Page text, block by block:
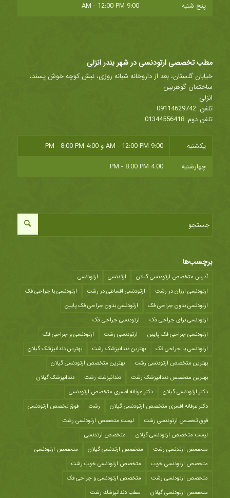
پنج شنبه
9:00 AM - 12:00 PM
مطب تخصصی ارتودنسی در شهر بندر انزلی
خیابان گلستان، بعد از داروخانه شبانه روزی، نبش کوچه خوش پسند،
ساختمان گوهربین
انزلی
تلفن: 09114629742
تلفن دوم: 01344556418
یکشنبه 9:00 AM - 12:00 PM و 4:00 PM - 8:00 PM
چهارشنبه
4:00 PM - 8:00 PM
برچسب‌ها
آدرس متخصص ارتودنسی گیلان ارتدنسی
ارتودنسی
ارتودنسی ارزان در رشت
ارتودنسی اقساطی در رشت
ارتودنسی با جراحی فک
ارتودنسی بدون جراحی فک
ارتودنسی بدون جراحی فک پایین
ارتودنسی برای جراحی فک
ارتودنسی جراحی فک
ارتودنسی جراحی فک پایین
ارتودنسی رشت
ارتودنسی و جراحی فک
ارتودنسی یا جراحی فک
بهترین دندانپزشک رشت
بهترین دندانپزشک گیلان
بهترین متخصص ارتودنسی رشت
بهترین متخصص ارتودنسی گیلان
بهترین متخصص دندانپزشک رشت
دندانپزشك رشت
دندانپزشک گیلان
دکتر ارتودنسی گیلان
دکتر عرفانه افسری متخصص ارتودنسی
دکتر عرفانه افسری متخصص ارتودنسی گیلان
رشت
فوق تخصص ارتودنسی
فوق تخصص ارتودنسی رشت
لیست متخصص ارتودنسی رشت
لیست متخصص ارتودنسی گیلان
متخصص ارتدنسی
متخصص ارتدنسی رشت
متخصص ارتدنسی گیلان
متخصص ارتودنسی
متخصص ارتودنسی خوب
متخصص ارتودنسی خوب رشت
متخصص ارتودنسی رشت
متخصص ارتودنسی و جراحی فک
متخصص ارتودنسی گیلان
مطب دندانپزشك رشت